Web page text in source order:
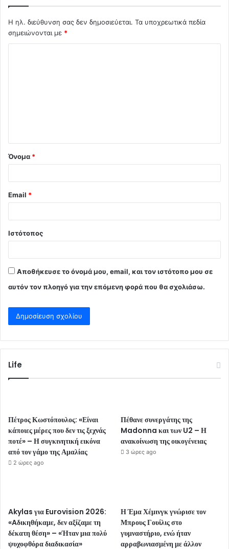
Η ηλ. διεύθυνση σας δεν δημοσιεύεται. Τα υποχρεωτικά πεδία
σημειώνονται με *
*
Όνομα *
Email *
Ιστότοπος
Αποθήκευσε το όνομά μου, email, και τον ιστότοπο μου σε
αυτόν τον πλοηγό για την επόμενη φορά που θα σχολιάσω.
Life
Πέτρος Κωστόπουλος: «Είναι
κάποιες μέρες που δεν τις ξεχνάς
ποτέ» – Η συγκινητική εικόνα
από τον γάμο της Αμαλίας
2 ώρες ago
Πέθανε συνεργάτης της
Madonna και των U2 – Η
ανακοίνωση της οικογένειας
3 ώρες ago
Akylas για Eurovision 2026:
«Aδικηθήκαμε, δεν αξίζαμε τη
δέκατη θέση» – «Ήταν μια πολύ
ψυχοφθόρα διαδικασία»
Η Έμα Χέμινγκ γνώρισε τον
Μπρους Γουίλις στο
γυμναστήριο, ενώ ήταν
αρραβωνιασμένη με άλλον